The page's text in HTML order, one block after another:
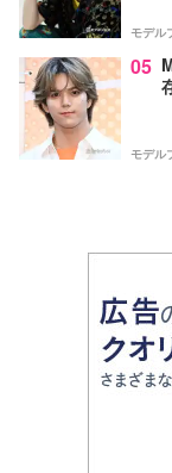
モデル
05
モデル